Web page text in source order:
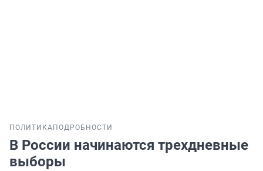
ПОЛИТИКА ПОДРОБНОСТИ
В России начинаются трехдневные
выборы